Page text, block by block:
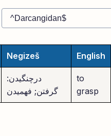
Negizeš English
درچنگیدن:
گرفتن; فهمیدن
to
grasp